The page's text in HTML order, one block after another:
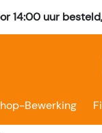
14:00 uur
Bewerking